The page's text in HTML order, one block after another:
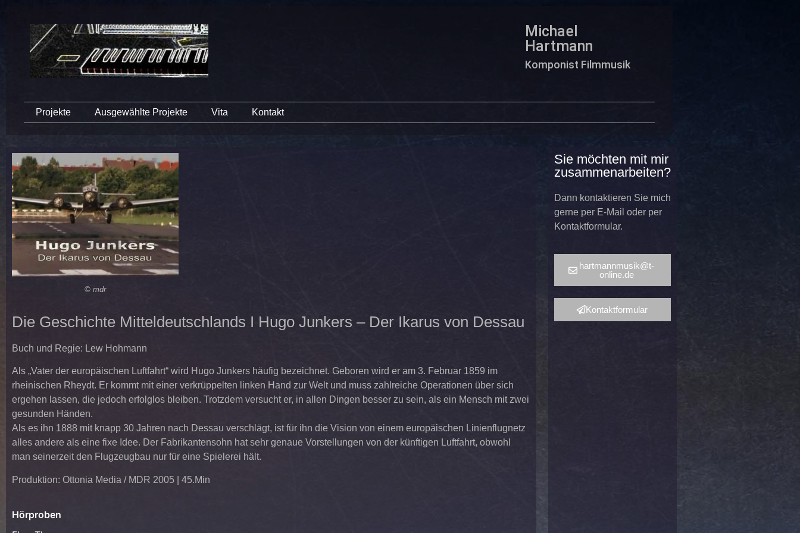
Michael
Hartmann
Komponist Filmmusik
Projekte Ausgewählte Projekte Vita Kontakt
© mdr
Die Geschichte Mitteldeutschlands I Hugo Junkers – Der Ikarus von Dessau
Buch und Regie: Lew Hohmann
Als „Vater der europäischen Luftfahrt“ wird Hugo Junkers häufig bezeichnet. Geboren wird er am 3. Februar 1859 im
rheinischen Rheydt. Er kommt mit einer verkrüppelten linken Hand zur Welt und muss zahlreiche Operationen über sich
ergehen lassen, die jedoch erfolglos bleiben. Trotzdem versucht er, in allen Dingen besser zu sein, als ein Mensch mit zwei
gesunden Händen.
Als es ihn 1888 mit knapp 30 Jahren nach Dessau verschlägt, ist für ihn die Vision von einem europäischen Linienflugnetz
alles andere als eine fixe Idee. Der Fabrikantensohn hat sehr genaue Vorstellungen von der künftigen Luftfahrt, obwohl
man seinerzeit den Flugzeugbau nur für eine Spielerei hält.
Produktion: Ottonia Media / MDR 2005 | 45.Min
Hörproben
Sie möchten mit mir
zusammenarbeiten?
Dann kontaktieren Sie mich
gerne per E-Mail oder per
Kontaktformular.
hartmannmusik@t-
online.de
Kontaktformular